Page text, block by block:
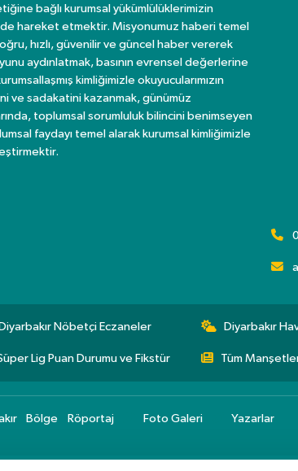
bağlı kurumsal yükümlülüklerimizin
hareket etmektir. Misyonumuz haberi temel
hızlı, güvenilir ve güncel haber vererek
aydınlatmak, basının evrensel değerlerine
kimliğimizle okuyucularımızın
ve sadakatini kazanmak, günümüz
toplumsal sorumluluk bilincini benimseyen
faydayı temel alarak kurumsal kimliğimizle
Nöbetçi Eczaneler Diyarbakır
Lig Puan Durumu ve Fikstür Tüm
Bölge Röportaj Foto Galeri Yazarlar